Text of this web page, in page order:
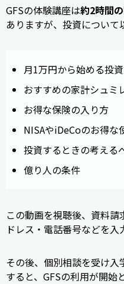
GFSの体験講座は約2時間
ありますが、投資について
月1万円から始める投
おすすめの家計シュミ
お得な保険の入り方
NISAやiDeCoのお得な
投資するときの考える
億り人の条件
この動画を視聴後、資料
ドレス・電話番号などを入
その後、個別相談を受け
すると、GFSの利用が開始